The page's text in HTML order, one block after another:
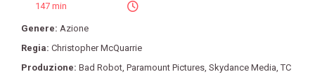
147 min
Genere: Azione
Regia: Christopher McQuarrie
Produzione: Bad Robot, Paramount Pictures, Skydance Media,TC